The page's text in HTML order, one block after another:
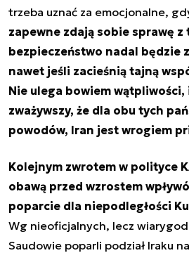
trzeba uznać za emocjonalne,
zapewne zdają sobie sprawę z
bezpieczeństwo nadal będzie
nawet jeśli zacieśnią tajną
Nie ulega bowiem wątpliwości,
zważywszy, że dla obu tych
powodów, Iran jest wrogiem
Kolejnym zwrotem w polityce
obawą przed wzrostem
poparcie dla niepodległości
Wg nieoficjalnych, lecz
Saudowie poparli podział Iraku